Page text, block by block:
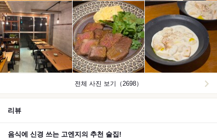
전체 사진 보기（2698）
리뷰
음식에 신경 쓰는 고엔지의 추천 술집!